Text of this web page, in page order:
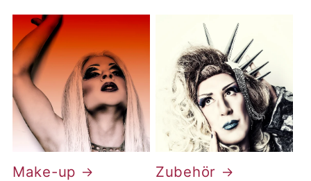
Make-up Zubehör